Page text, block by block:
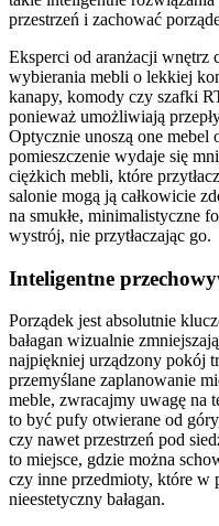
przestrzeń i zachować
Eksperci od aranżacji wnętrz
wybierania mebli o lekkiej
kanapy, komody czy szafki
ponieważ umożliwiają
Optycznie unoszą one mebel
pomieszczenie wydaje się
ciężkich mebli, które
salonie mogą ją całkowicie
na smukłe, minimalistyczne
wystrój, nie przytłaczając go.
Inteligentne
Porządek jest absolutnie
bałagan wizualnie
najpiękniej urządzony pokój
przemyślane zaplanowanie
meble, zwracajmy uwagę na
to być pufy otwierane od
czy nawet przestrzeń pod
to miejsce, gdzie można
czy inne przedmioty, które w
nieestetyczny bałagan.